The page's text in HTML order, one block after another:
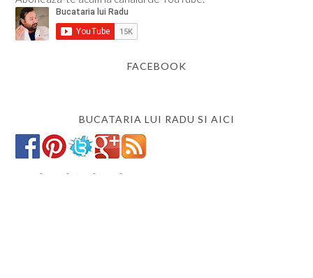
FACEBOOK
BUCATARIA LUI RADU SI AICI